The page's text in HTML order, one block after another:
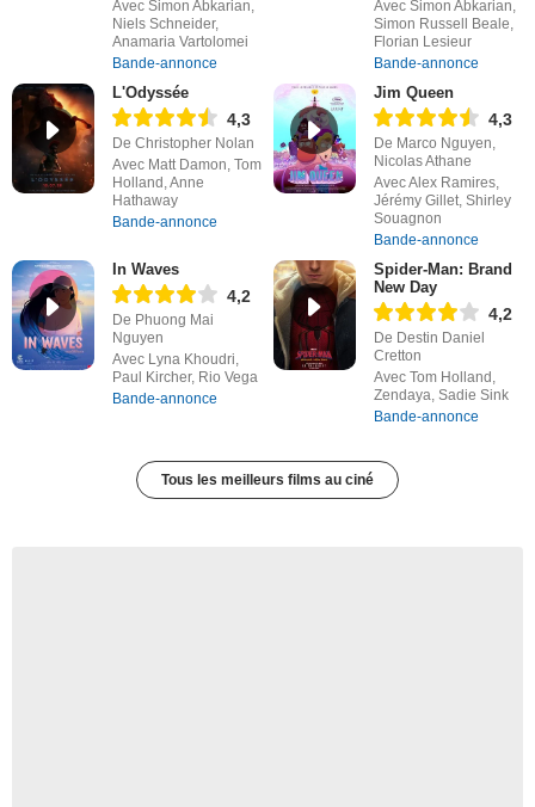
Avec Simon Abkarian,
Niels Schneider,
Anamaria Vartolomei
Bande-annonce
Avec Simon Abkarian,
Simon Russell Beale,
Florian Lesieur
Bande-annonce
L'Odyssée
4,3
De Christopher Nolan
Avec Matt Damon, Tom
Holland, Anne
Hathaway
Bande-annonce
Jim Queen
4,3
De Marco Nguyen,
Nicolas Athane
Avec Alex Ramires,
Jérémy Gillet, Shirley
Souagnon
Bande-annonce
In Waves
4,2
De Phuong Mai
Nguyen
Avec Lyna Khoudri,
Paul Kircher, Rio Vega
Bande-annonce
Spider-Man: Brand
New Day
4,2
De Destin Daniel
Cretton
Avec Tom Holland,
Zendaya, Sadie Sink
Bande-annonce
Tous les meilleurs films au ciné